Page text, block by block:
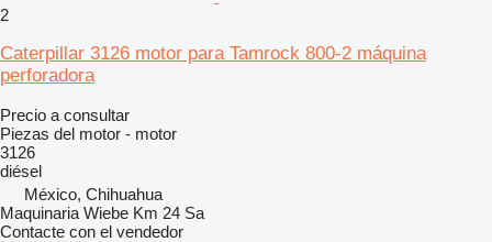
2
Caterpillar 3126 motor para Tamrock 800-2 máquina
perforadora
Precio a consultar
Piezas del motor - motor
3126
diésel
México, Chihuahua
Maquinaria Wiebe Km 24 Sa
Contacte con el vendedor